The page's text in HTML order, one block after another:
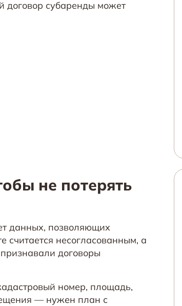
договор субаренды может
не потерять
данных, позволяющих
считается несогласованным, а
договоры
номер, площадь,
— нужен план с